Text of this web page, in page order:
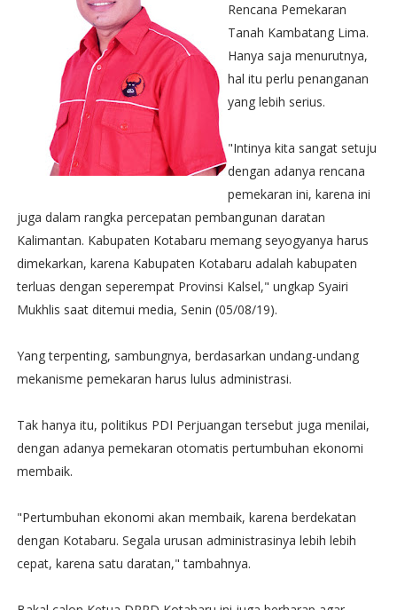
Rencana Pemekaran
Tanah Kambatang Lima.
Hanya saja menurutnya,
hal itu perlu penanganan
yang lebih serius.
"Intinya kita sangat setuju
dengan adanya rencana
pemekaran ini, karena ini
juga dalam rangka percepatan pembangunan daratan
Kalimantan. Kabupaten Kotabaru memang seyogyanya harus
dimekarkan, karena Kabupaten Kotabaru adalah kabupaten
terluas dengan seperempat Provinsi Kalsel," ungkap Syairi
Mukhlis saat ditemui media, Senin (05/08/19).
Yang terpenting, sambungnya, berdasarkan undang-undang
mekanisme pemekaran harus lulus administrasi.
Tak hanya itu, politikus PDI Perjuangan tersebut juga menilai,
dengan adanya pemekaran otomatis pertumbuhan ekonomi
membaik.
"Pertumbuhan ekonomi akan membaik, karena berdekatan
dengan Kotabaru. Segala urusan administrasinya lebih lebih
cepat, karena satu daratan," tambahnya.